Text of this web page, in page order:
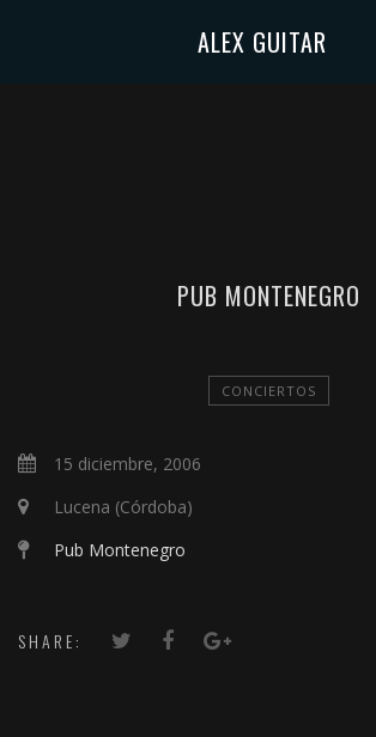
ALEX GUITAR
PUB MONTENEGRO
CONCIERTOS
15 diciembre, 2006
Lucena (Córdoba)
Pub Montenegro
SHARE: